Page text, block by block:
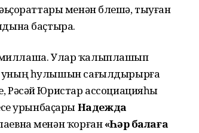
менән бүлешә, тыуған
баҫтыра.
камиллаша. Улар ҡалыплашып
уның һулышын сағылдырырға
Рәсәй Юристар ассоциацияһы
урынбаҫарыНадежда
менән ҡорған«Һәр балаға